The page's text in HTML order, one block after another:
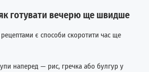
готувати вечерю ще швидше
є способи скоротити час ще
наперед — рис, гречка або булгур у